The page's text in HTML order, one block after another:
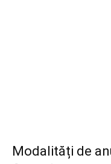
Modalități de